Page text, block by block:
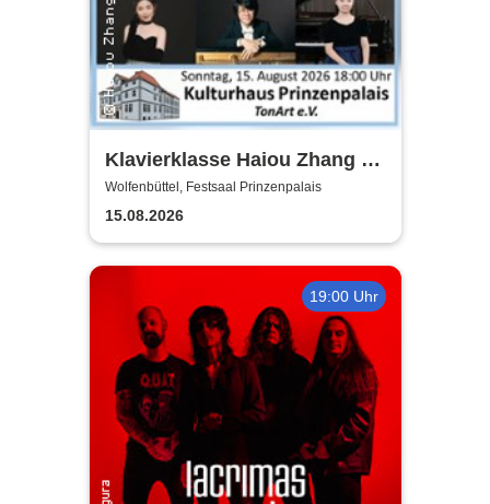
Klavierklasse Haiou Zhang -
Eröffnungskonzert des
Meisterkurses RESONANZ
Wolfenbüttel, Festsaal Prinzenpalais
15.08.2026
19:00 Uhr